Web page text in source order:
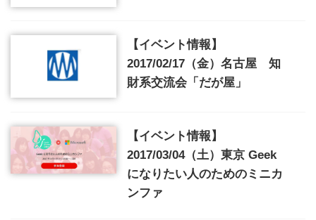
【イベント情報】
2017/02/17（金）名古屋 知
財系交流会「だが屋」
【イベント情報】
2017/03/04（土）東京 Geek
になりたい人のためのミニカ
ンファ